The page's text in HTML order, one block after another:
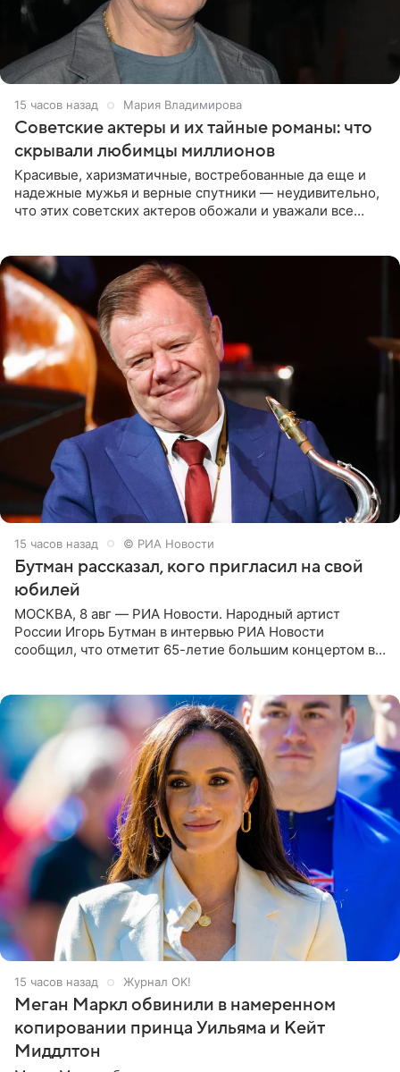
15 часов назад Мария Владимирова
Советские актеры и их тайные романы: что
скрывали любимцы миллионов
Красивые, харизматичные, востребованные да еще и
надежные мужья и верные спутники — неудивительно,
что этих советских актеров обожали и уважали все
15 часов назад © РИА Новости
Бутман рассказал, кого пригласил на свой
юбилей
МОСКВА, 8 авг — РИА Новости. Народный артист
России Игорь Бутман в интервью РИА Новости
сообщил, что отметит 65-летие большим концертом в
15 часов назад Журнал OK!
Меган Маркл обвинили в намеренном
копировании принца Уильяма и Кейт
Миддлтон